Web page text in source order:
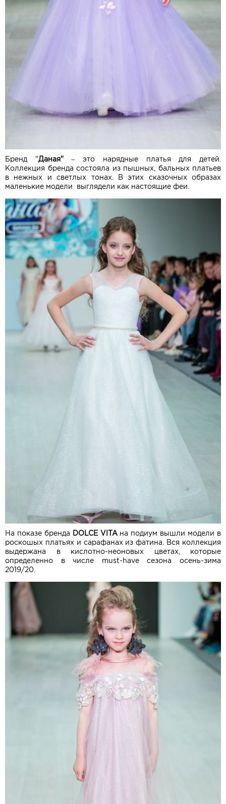
Бренд "Даная"– это нарядные платья для детей.
Коллекция бренда состояла из пышных, бальных платьев
в нежных и светлых тонах. В этих сказочных образах
маленькие модели выглядели как настоящие феи.
На показе бренда DOLCE VITAна подиум вышли модели в
роскошых платьях и сарафанах из фатина. Вся коллекция
выдержана в кислотно-неоновых цветах, которые
определенно в числе must-have сезона осень-зима
2019/20.